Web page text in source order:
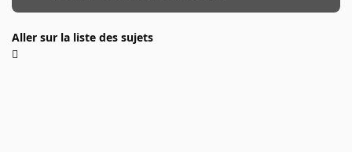
Aller sur la liste des sujets